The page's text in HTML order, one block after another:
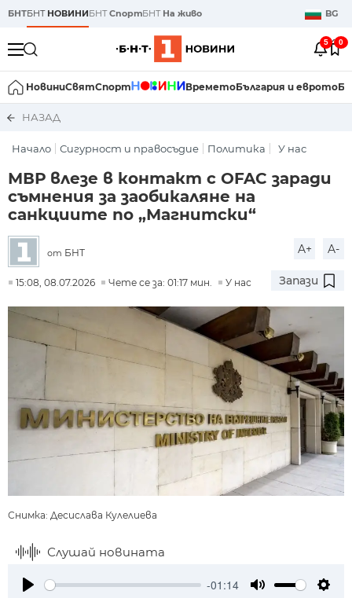
БНТБНТ НОВИНИБНТСпортБНТ На живо BG
5 0
НовиниСвятСпорт ВреметоБългария и еврото
НАЗАД
Начало Сигурност и правосъдие Политика У нас
МВР влезе в контакт с OFAC заради
съмнения за заобикаляне на
санкциите по „Магнитски“
от БНТ A+ A-
15:08, 08.07.2026 Чете се за: 01:17 мин. У нас Запази
Снимка: Десислава Кулелиева
Слушай новината
-01:14